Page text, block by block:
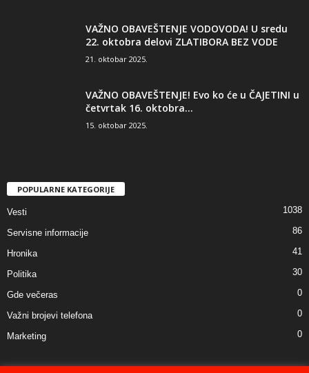
VAŽNO OBAVEŠTENJE VODOVODA! U sredu
22. oktobra delovi ZLATIBORA BEZ VODE
21. oktobar 2025.
VAŽNO OBAVEŠTENJE! Evo ko će u ČAJETINI u
četvrtak 16. oktobra...
15. oktobar 2025.
POPULARNE KATEGORIJE
Vesti 1038
Servisne informacije 86
Hronika 41
Politika 30
Gde večeras 0
Važni brojevi telefona 0
Marketing 0